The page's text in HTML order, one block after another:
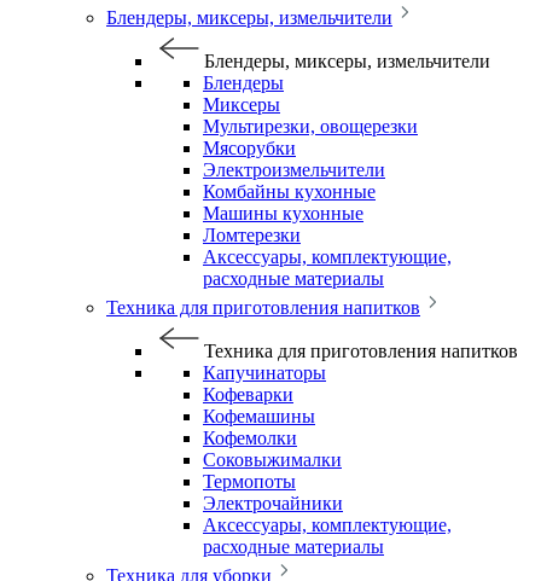
Блендеры, миксеры, измельчители
Блендеры, миксеры, измельчители
Блендеры
Миксеры
Мультирезки, овощерезки
Мясорубки
Электроизмельчители
Комбайны кухонные
Машины кухонные
Ломтерезки
Аксессуары, комплектующие,
расходные материалы
Техника для приготовления напитков
Техника для приготовления напитков
Капучинаторы
Кофеварки
Кофемашины
Кофемолки
Соковыжималки
Термопоты
Электрочайники
Аксессуары, комплектующие,
расходные материалы
Техника для уборки